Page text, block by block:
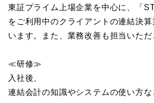
東証プライム上場企業を中心に、「
をご利用中のクライアントの連結決
います。また、業務改善も担当いただ
≪研修≫
入社後、
連結会計の知識やシステムの使い方